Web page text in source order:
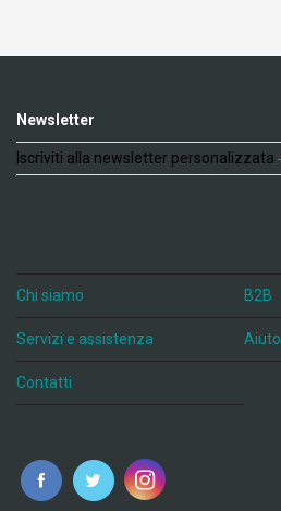
Newsletter
Iscriviti alla newsletter personalizzata
Chi siamo B2B
Servizi e assistenza Aiuto
Contatti